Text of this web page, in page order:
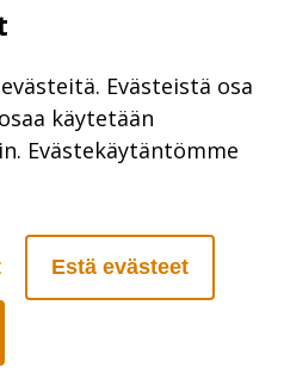
web design
Evästeistä osa
käytetään
Evästekäytäntömme
Estä evästeet